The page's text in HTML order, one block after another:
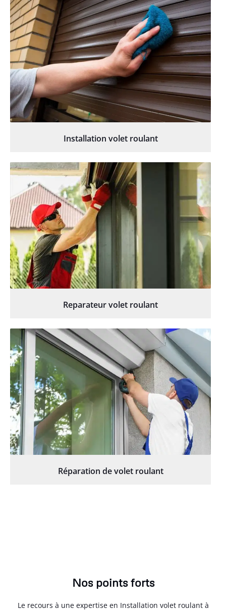
Installation volet roulant
Reparateur volet roulant
Réparation de volet roulant
Nos points forts
Le recours à une expertise en Installation volet roulant à